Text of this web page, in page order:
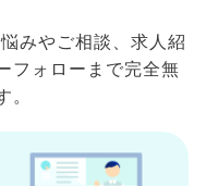
みやご相談、求人紹
フォローまで完全無